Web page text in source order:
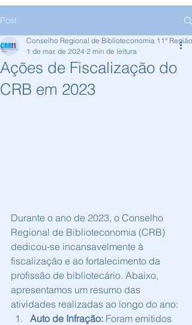
Post
Ações de Fiscalização do
CRB em 2023
Conselho Regional de Biblioteconomia 11ª Região
1 de mar. de 2024 2 min de leitura
Durante o ano de 2023, o Conselho
Regional de Biblioteconomia (CRB)
dedicou-se incansavelmente à
fiscalização e ao fortalecimento da
profissão de bibliotecário. Abaixo,
apresentamos um resumo das
atividades realizadas ao longo do ano:
Auto de Infração: Foram emitidos